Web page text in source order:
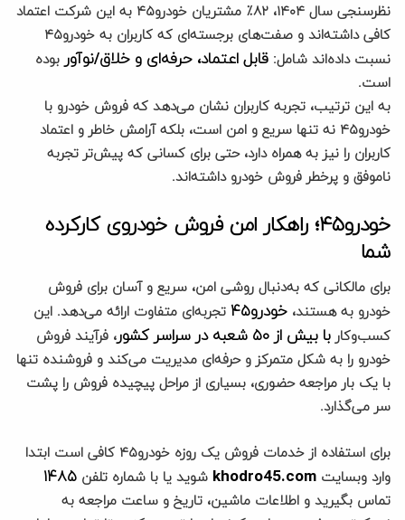
نظرسنجی سال ۱۴۰۴، ۸۲٪ مشتریان خودرو۴۵ به این شرکت اعتماد
کافی داشته‌اند و صفت‌های برجسته‌ای که کاربران به خودرو۴۵
نسبت داده‌اند شامل: قابل اعتماد، حرفه‌ای و خلاق/نوآوربوده
است.
به این ترتیب، تجربه کاربران نشان می‌دهد که فروش خودرو با
خودرو۴۵ نه تنها سریع و امن است، بلکه آرامش خاطر و اعتماد
کاربران را نیز به همراه دارد، حتی برای کسانی که پیش‌تر تجربه
ناموفق و پرخطر فروش خودرو داشته‌اند.
خودرو۴۵؛ راهکار امن فروش خودروی کارکرده
شما
برای مالکانی که به‌دنبال روشی امن، سریع و آسان برای فروش
خودرو به هستند، خودرو۴۵
تجربه‌ای متفاوت ارائه می‌دهد. این
کسب‌وکاربا بیش از ۵۰ شعبه در سراسر کشور
، فرآیند فروش
خودرو را به شکل متمرکز و حرفه‌ای مدیریت می‌کند و فروشنده تنها
با یک بار مراجعه حضوری، بسیاری از مراحل پیچیده فروش را پشت
سر می‌گذارد.
برای استفاده از خدمات فروش یک روزه خودرو۴۵ کافی است ابتدا
وارد وبسایت khodro45.com شوید یا با شماره تلفن ۱۴۸۵
تماس بگیرید و اطلاعات ماشین، تاریخ و ساعت مراجعه به